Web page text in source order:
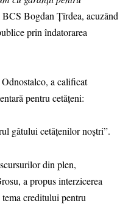
Bogdan Țîrdea, acuzând
prin îndatorarea
a calificat
pentru cetățeni:
gâtului cetățenilor noștri”.
din plen,
a propus interzicerea
creditului pentru